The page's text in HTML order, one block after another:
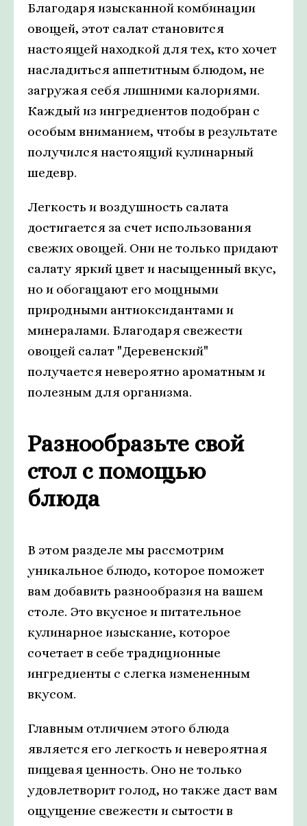
Благодаря изысканной комбинации
овощей, этот салат становится
настоящей находкой для тех, кто хочет
насладиться аппетитным блюдом, не
загружая себя лишними калориями.
Каждый из ингредиентов подобран с
особым вниманием, чтобы в результате
получился настоящий кулинарный
шедевр.
Легкость и воздушность салата
достигается за счет использования
свежих овощей. Они не только придают
салату яркий цвет и насыщенный вкус,
но и обогащают его мощными
природными антиоксидантами и
минералами. Благодаря свежести
овощей салат "Деревенский"
получается невероятно ароматным и
полезным для организма.
Разнообразьте свой
стол с помощью
блюда
В этом разделе мы рассмотрим
уникальное блюдо, которое поможет
вам добавить разнообразия на вашем
столе. Это вкусное и питательное
кулинарное изыскание, которое
сочетает в себе традиционные
ингредиенты с слегка измененным
вкусом.
Главным отличием этого блюда
является его легкость и невероятная
пищевая ценность. Оно не только
удовлетворит голод, но также даст вам
ощущение свежести и сытости в